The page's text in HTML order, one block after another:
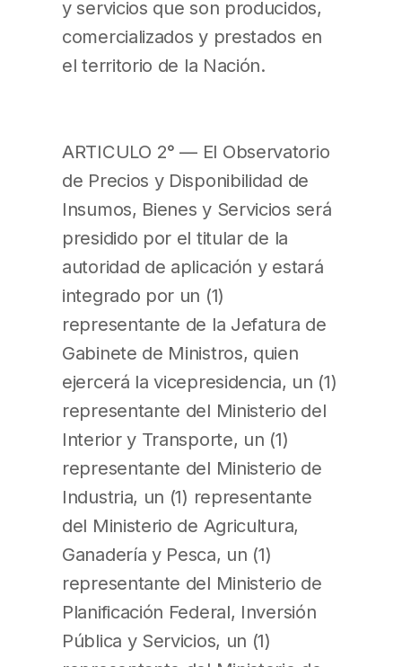
y servicios que son producidos,
comercializados y prestados en
el territorio de la Nación.
ARTICULO 2° — El Observatorio
de Precios y Disponibilidad de
Insumos, Bienes y Servicios será
presidido por el titular de la
autoridad de aplicación y estará
integrado por un (1)
representante de la Jefatura de
Gabinete de Ministros, quien
ejercerá la vicepresidencia, un (1)
representante del Ministerio del
Interior y Transporte, un (1)
representante del Ministerio de
Industria, un (1) representante
del Ministerio de Agricultura,
Ganadería y Pesca, un (1)
representante del Ministerio de
Planificación Federal, Inversión
Pública y Servicios, un (1)